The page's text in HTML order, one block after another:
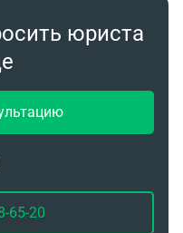
юриста
65-20